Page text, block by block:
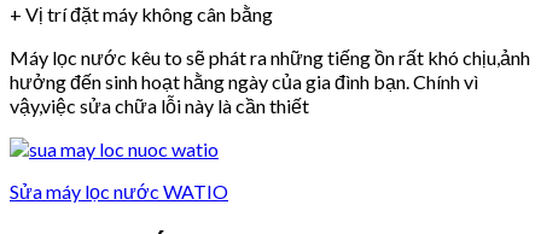
+ Vị trí đặt máy không cân bằng
Máy lọc nước kêu to sẽ phát ra những tiếng ồn rất khó chịu,ảnh
hưởng đến sinh hoạt hằng ngày của gia đình bạn. Chính vì
vậy,việc sửa chữa lỗi này là cần thiết
Sửa máy lọc nước WATIO